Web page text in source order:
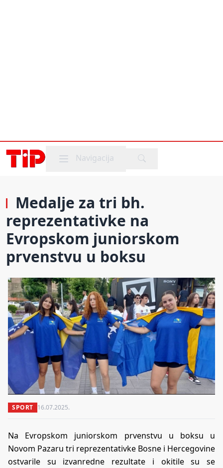
Mobile menu
Navigacija
Medalje za tri bh.
reprezentativke na
Evropskom juniorskom
prvenstvu u boksu
SPORT 16.07.2025.
Na Evropskom juniorskom prvenstvu u boksu u
Novom Pazaru tri reprezentativke Bosne i Hercegovine
ostvarile su izvanredne rezultate i okitile su se